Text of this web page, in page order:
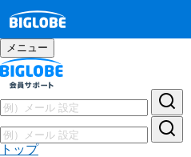
メニュー
トップ